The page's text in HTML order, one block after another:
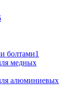
болтами1
медных
алюминиевых